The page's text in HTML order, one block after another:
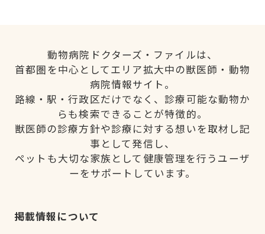
動物病院ドクターズ・ファイルは、
首都圏を中心としてエリア拡大中の獣医師・動物
病院情報サイト。
路線・駅・行政区だけでなく、診療可能な動物か
らも検索できることが特徴的。
獣医師の診療方針や診療に対する想いを取材し記
事として発信し、
ペットも大切な家族として健康管理を行うユーザ
ーをサポートしています。
掲載情報について